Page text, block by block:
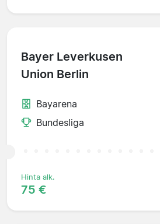
Bayer Leverkusen
Union Berlin
Bayarena
Bundesliga
Hinta alk.
75 €